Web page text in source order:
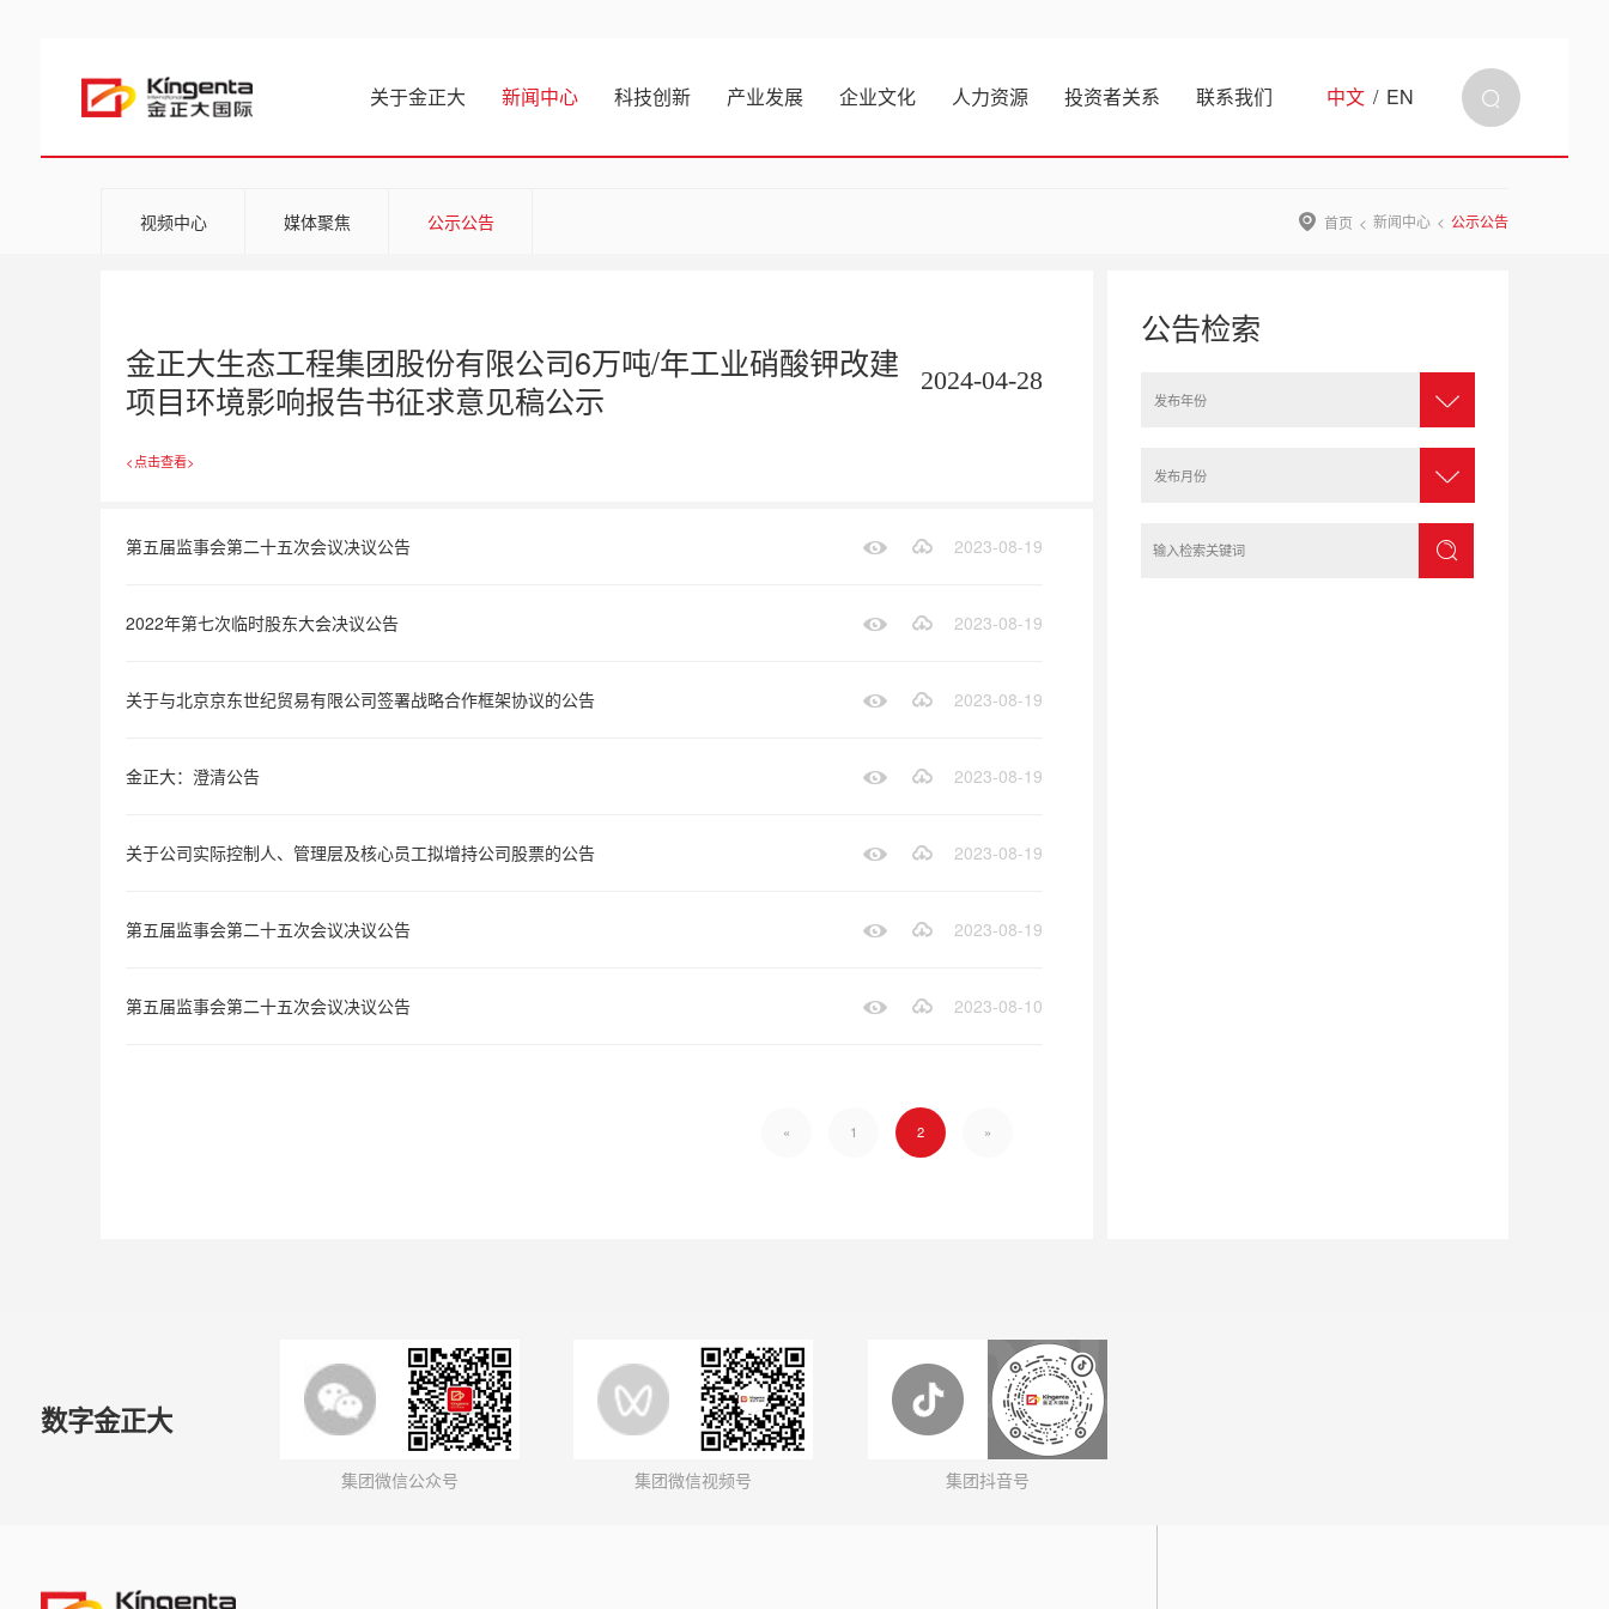
关于金正大 新闻中心 科技创新 产业发展 企业文化 人力资源 投资者关系 联系我们 中文 / EN
视频中心 媒体聚焦 公示公告 首页 新闻中心 公示公告
金正大生态工程集团股份有限公司6万吨/年工业硝酸钾改建
项目环境影响报告书征求意见稿公示
2024-04-28
<点击查看>
第五届监事会第二十五次会议决议公告 2023-08-19
2022年第七次临时股东大会决议公告 2023-08-19
关于与北京京东世纪贸易有限公司签署战略合作框架协议的公告 2023-08-19
金正大：澄清公告 2023-08-19
关于公司实际控制人、管理层及核心员工拟增持公司股票的公告 2023-08-19
第五届监事会第二十五次会议决议公告 2023-08-19
第五届监事会第二十五次会议决议公告 2023-08-10
« 1 2 »
公告检索
数字金正大
集团微信公众号 集团微信视频号 集团抖音号